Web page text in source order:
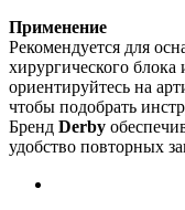
Применение
Рекомендуется для
хирургического
ориентируйтесь на
чтобы подобрать
Бренд Derby
удобство повторных